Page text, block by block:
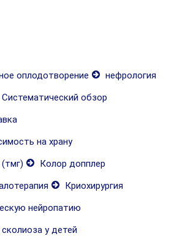
оплодотворение
нефрология
Систематический обзор
на храну
Колор допплер
Криохирургия
нейропатию
у детей